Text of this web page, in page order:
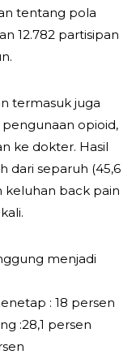
tentang pola
12.782 partisipan
termasuk juga
pengunaan opioid,
ke dokter. Hasil
dari separuh (45,6
keluhan back pain
menjadi
: 18 persen
:28,1 persen